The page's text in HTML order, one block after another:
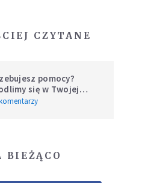
CZYTANE
pomocy?
się w Twojej
BIEŻĄCO